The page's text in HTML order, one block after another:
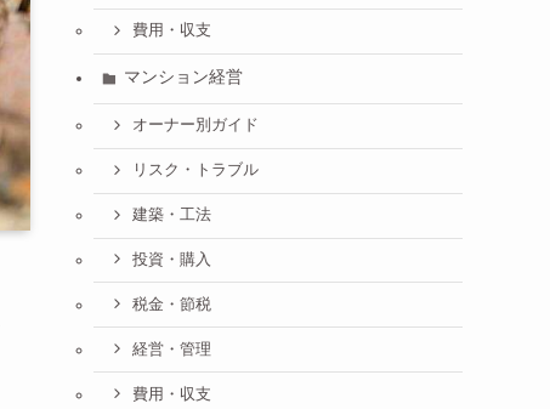
費用・収支
マンション経営
オーナー別ガイド
リスク・トラブル
建築・工法
投資・購入
税金・節税
経営・管理
費用・収支